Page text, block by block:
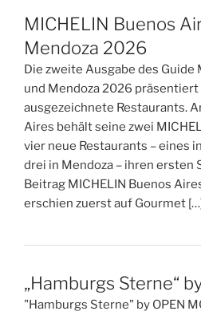
MICHELIN Buenos
Mendoza 2026
Die zweite Ausgabe des Guide
und Mendoza 2026
ausgezeichnete Restaurants.
Aires behält seine zwei
vier neue Restaurants – eines
drei in Mendoza – ihren ersten
Beitrag MICHELIN Buenos
erschien zuerst auf Gourmet
„Hamburgs Sterne“
"Hamburgs Sterne" by OPEN